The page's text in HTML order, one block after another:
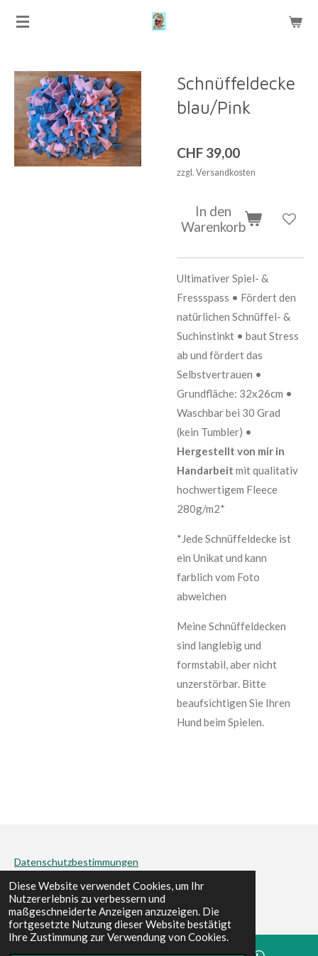
Diese Website verwendet Cookies, um Ihr
Nutzererlebnis zu verbessern und
maßgeschneiderte Anzeigen anzuzeigen. Die
fortgesetzte Nutzung dieser Website bestätigt
Ihre Zustimmung zur Verwendung von Cookies.
Zum
Schnüffeldecke
blau/Pink
CHF 39,00
zzgl. Versandkosten
In den
Warenkorb
Ultimativer Spiel- &
Fressspass • Fördert den
natürlichen Schnüffel- &
Suchinstinkt • baut Stress
ab und fördert das
Selbstvertrauen •
Grundfläche: 32x26cm •
Waschbar bei 30 Grad
(kein Tumbler) •
Hergestellt von mir in
Handarbeit mit qualitativ
hochwertigem Fleece
280g/m2*
*Jede Schnüffeldecke ist
ein Unikat und kann
farblich vom Foto
abweichen
Meine Schnüffeldecken
sind langlebig und
formstabil, aber nicht
unzerstörbar. Bitte
beaufsichtigen Sie Ihren
Hund beim Spielen.
Datenschutzbestimmungen
© 2022 - 2026 dogfun&more
Mit Unterstützung vonWebador